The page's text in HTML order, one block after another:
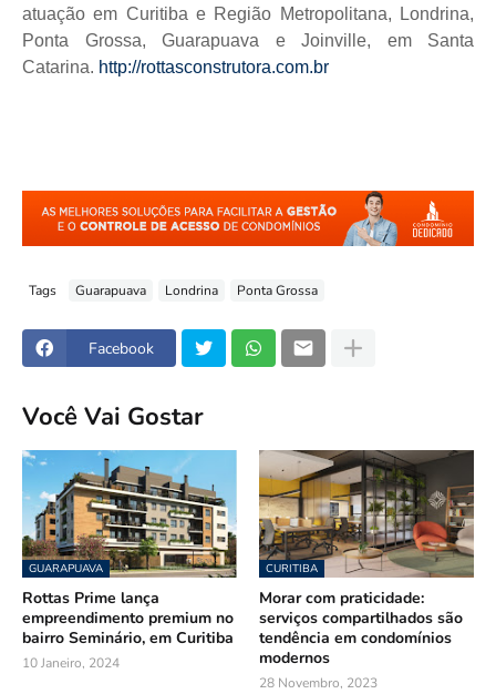
atuação em Curitiba e Região Metropolitana, Londrina,
Ponta Grossa, Guarapuava e Joinville, em Santa
Catarina. http://rottasconstrutora.com.br
Tags Guarapuava Londrina Ponta Grossa
Facebook
Você Vai Gostar
GUARAPUAVA
Rottas Prime lança
empreendimento premium no
bairro Seminário, em Curitiba
10 Janeiro, 2024
CURITIBA
Morar com praticidade:
serviços compartilhados são
tendência em condomínios
modernos
28 Novembro, 2023